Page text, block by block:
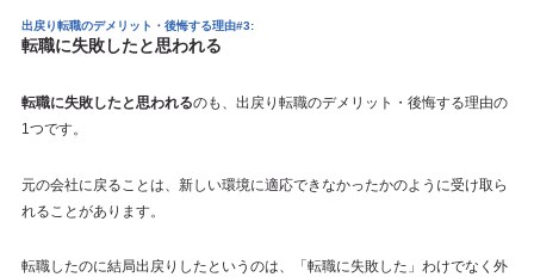
出戻り転職のデメリット・後悔する理由#3:
転職に失敗したと思われる
転職に失敗したと思われるのも、出戻り転職のデメリット・後悔する理由の
1つです。
元の会社に戻ることは、新しい環境に適応できなかったかのように受け取ら
れることがあります。
転職したのに結局出戻りしたというのは、「転職に失敗した」わけでなく外